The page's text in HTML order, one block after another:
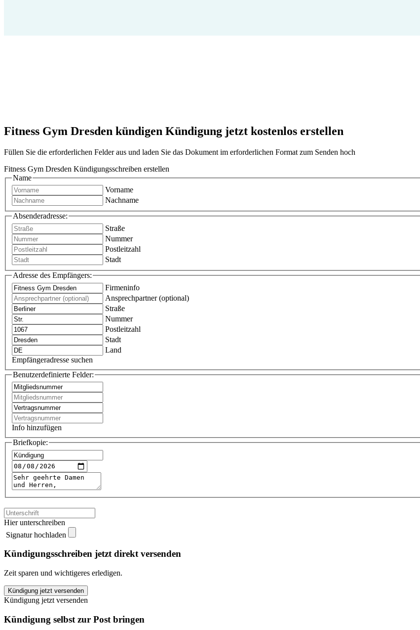
Fitness Gym Dresden kündigen Kündigung jetzt kostenlos erstellen
Füllen Sie die erforderlichen Felder aus und laden Sie das Dokument im erforderlichen Format zum Senden hoch
Fitness Gym Dresden Kündigungsschreiben erstellen
Name
Vorname
Nachname
Absenderadresse:
Straße
Nummer
Postleitzahl
Stadt
Adresse des Empfängers:
Firmeninfo
Ansprechpartner (optional)
Straße
Nummer
Postleitzahl
Stadt
Land
Empfängeradresse suchen
Benutzerdefinierte Felder:
Info hinzufügen
Briefkopie:
Hier unterschreiben
Signatur hochladen
Kündigungsschreiben jetzt direkt versenden
Zeit sparen und wichtigeres erledigen.
Fitness
Gym
Dresden
kündigen
quantity
Kündigung jetzt versenden
Kündigung jetzt versenden
Kündigung selbst zur Post bringen